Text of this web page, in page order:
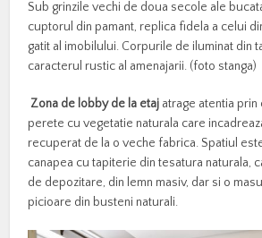
Sub grinzile vechi de doua secole ale
cuptorul din pamant, replica fidela a celui
gatit al imobilului. Corpurile de iluminat din
caracterul rustic al amenajarii. (foto stanga)
Zona de lobby de la etaj atrage atentia
perete cu vegetatie naturala care
recuperat de la o veche fabrica. Spatiul
canapea cu tapiterie din tesatura naturala,
de depozitare, din lemn masiv, dar si o
picioare din busteni naturali.